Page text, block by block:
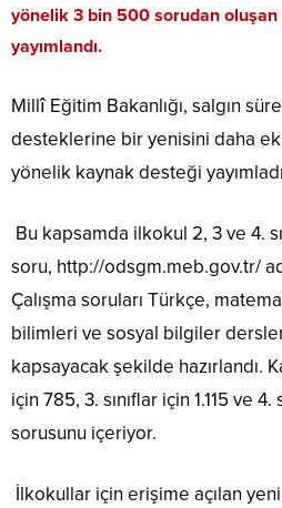
yönelik 3 bin 500 sorudan
yayımlandı.
Millî Eğitim Bakanlığı, salgın
desteklerine bir yenisini daha
yönelik kaynak desteği
Bu kapsamda ilkokul 2, 3 ve 4.
soru, http://odsgm.meb.gov.tr/
Çalışma soruları Türkçe,
bilimleri ve sosyal bilgiler
kapsayacak şekilde hazırlandı.
için 785, 3. sınıflar için 1.115 ve 4.
sorusunu içeriyor.
İlkokullar için erişime açılan